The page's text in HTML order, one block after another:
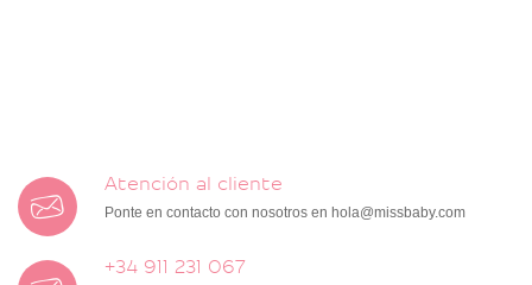
Atención al cliente
Ponte en contacto con nosotros en hola@missbaby.com
+34 911 231 067